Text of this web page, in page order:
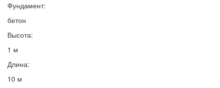
Фундамент:
бетон
Высота:
1 м
Длина:
10 м